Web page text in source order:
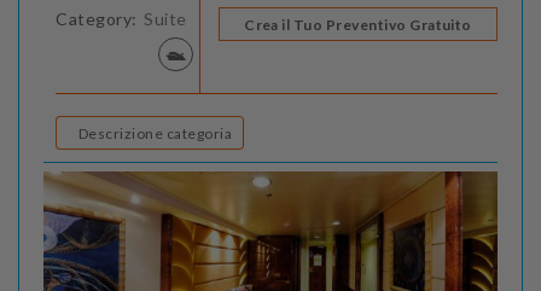
Category: Suite Crea il Tuo Preventivo Gratuito
Descrizione categoria